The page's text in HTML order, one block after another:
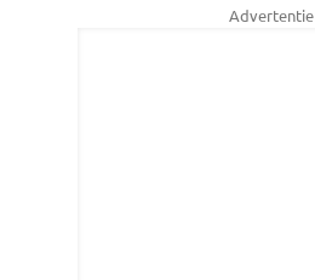
Advertentie